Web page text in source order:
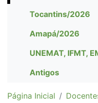
Tocantins/2026
Amapá/2026
UNEMAT, IFMT,
Antigos
Página Inicial